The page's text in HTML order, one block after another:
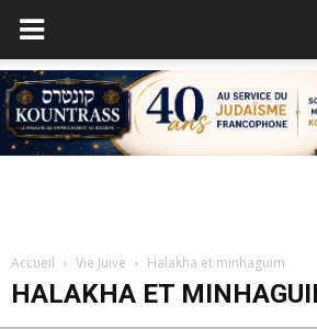
Accueil Vie Juive Halakha et minhaguim
HALAKHA ET